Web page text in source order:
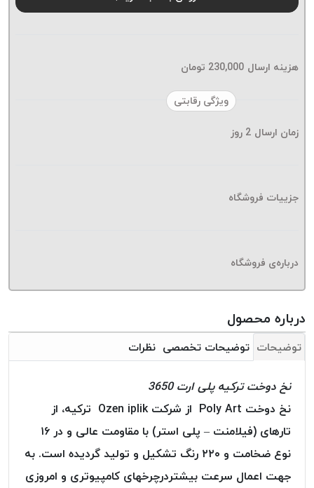
نخ
بدون
زتا
نخ
امگا
بافت
بدون
موم
KORD
نخ
توری
نخ
توری
ویژگی رقابتی
هزینه ارسال 230,000 تومان
زمان ارسال 2 روز
جزییات فروشگاه
درباره‌ی فروشگاه
درباره محصول
توضیحات توضیحات تخصصی نظرات
نخ دوخت ترکیه پلی ارت 3650
نخ دوخت Poly Art از شرکت Ozen iplik ترکیه، از
تارهای (فیلامنت – پلی استر) با مقاومت عالی و در ۱۶
نوع ضخامت و ۲۲۰ رنگ تشکیل و تولید گردیده است. به
جهت اعمال سرعت بیشتردرچرخهای کامپیوتری و امروزی